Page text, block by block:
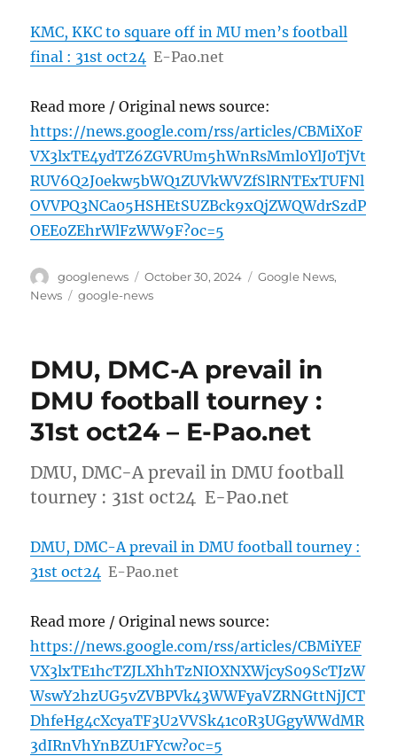
KMC, KKC to square off in MU men’s football
final : 31st oct24 E-Pao.net
Read more / Original news source:
https://news.google.com/rss/articles/CBMiX0F
VX3lxTE4ydTZ6ZGVRUm5hWnRsMml0YlJ0TjVt
RUV6Q2J0ekw5bWQ1ZUVkWVZfSlRNTExTUFNl
OVVPQ3NCa05HSHEtSUZBck9xQjZWQWdrSzdP
OEE0ZEhrWlFzWW9F?oc=5
Author
googlenews
Posted
on
October 30, 2024 Categories
Google News,
News
Tags
google-news
DMU, DMC-A prevail in
DMU football tourney :
31st oct24 – E-Pao.net
DMU, DMC-A prevail in DMU football
tourney : 31st oct24 E-Pao.net
DMU, DMC-A prevail in DMU football tourney :
31st oct24 E-Pao.net
Read more / Original news source:
https://news.google.com/rss/articles/CBMiYEF
VX3lxTE1hcTZJLXhhTzNIOXNXWjcyS09ScTJzW
WswY2hzUG5vZVBPVk43WWFyaVZRNGttNjJCT
DhfeHg4cXcyaTF3U2VVSk41c0R3UGgyWWdMR
3dIRnVhYnBZU1FYcw?oc=5